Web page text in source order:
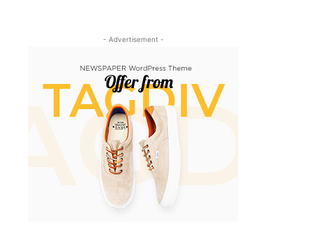
- Advertisement -